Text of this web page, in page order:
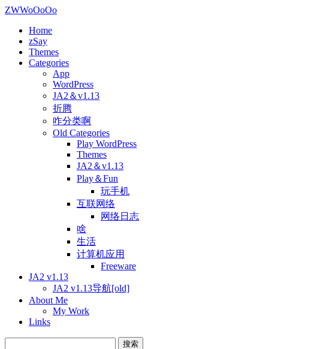
ZWWoOoOo
Home
zSay
Themes
Categories
App
WordPress
JA2＆v1.13
折腾
咋分类啊
Old Categories
Play WordPress
Themes
JA2＆v1.13
Play＆Fun
玩手机
互联网络
网络日志
啥
生活
计算机应用
Freeware
JA2 v1.13
JA2 v1.13导航[old]
About Me
My Work
Links